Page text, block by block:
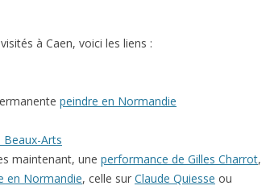
à Caen, voici les liens :
peindre en Normandie
Beaux-Arts
maintenant, une performance de Gilles Charrot,
en Normandie, celle sur Claude Quiesse ou